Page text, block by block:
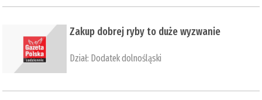
Zakup dobrej ryby to duże wyzwanie
Dział: Dodatek dolnośląski